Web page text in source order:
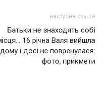
наступна стаття
Батьки не знаходять собі
16 річна Валя вийшла
і досі не повренулася:
фото, прикмети